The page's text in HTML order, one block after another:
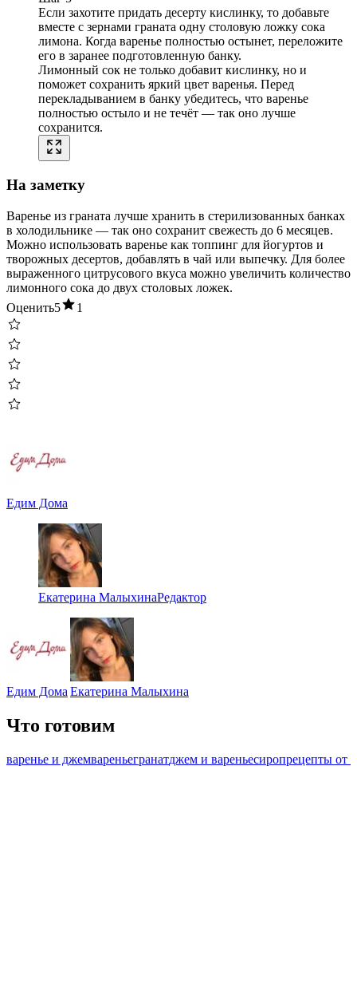
Если захотите придать десерту кислинку, то добавьте
вместе с зернами граната одну столовую ложку сока
лимона. Когда варенье полностью остынет, переложите
его в заранее подготовленную банку.
Лимонный сок не только добавит кислинку, но и
поможет сохранить яркий цвет варенья. Перед
перекладыванием в банку убедитесь, что варенье
полностью остыло и не течёт — так оно лучше
сохранится.
На заметку
Варенье из граната лучше хранить в стерилизованных банках
в холодильнике — так оно сохранит свежесть до 6 месяцев.
Можно использовать варенье как топпинг для йогуртов и
творожных десертов, добавлять в чай или выпечку. Для более
выраженного цитрусового вкуса можно увеличить количество
лимонного сока до двух столовых ложек.
Оценить5 1
Едим Дома
Екатерина МалыхинаРедактор
Едим Дома Екатерина Малыхина
Что готовим
варенье и джемвареньегранатджем и вареньесиропрецепты от